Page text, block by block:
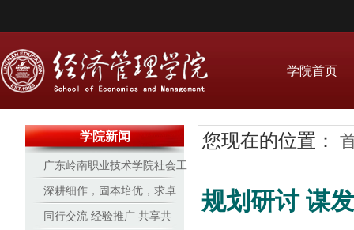
学院首页
学院新闻
广东岭南职业技术学院社会工
作协会受邀参与2017“牵手红丝
带”广州青少年预防艾滋病行动
深耕细作，固本培优，求卓
越 ——经管16-17学年办学见
同行交流 经验推广 共享共
您现在的位置：
规划研讨 谋